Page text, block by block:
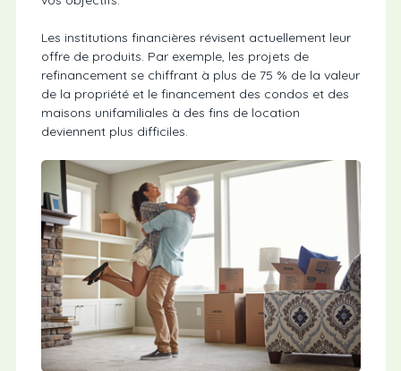
Les institutions financières révisent actuellement leur
offre de produits. Par exemple, les projets de
refinancement se chiffrant à plus de 75 % de la valeur
de la propriété et le financement des condos et des
maisons unifamiliales à des fins de location
deviennent plus difficiles.